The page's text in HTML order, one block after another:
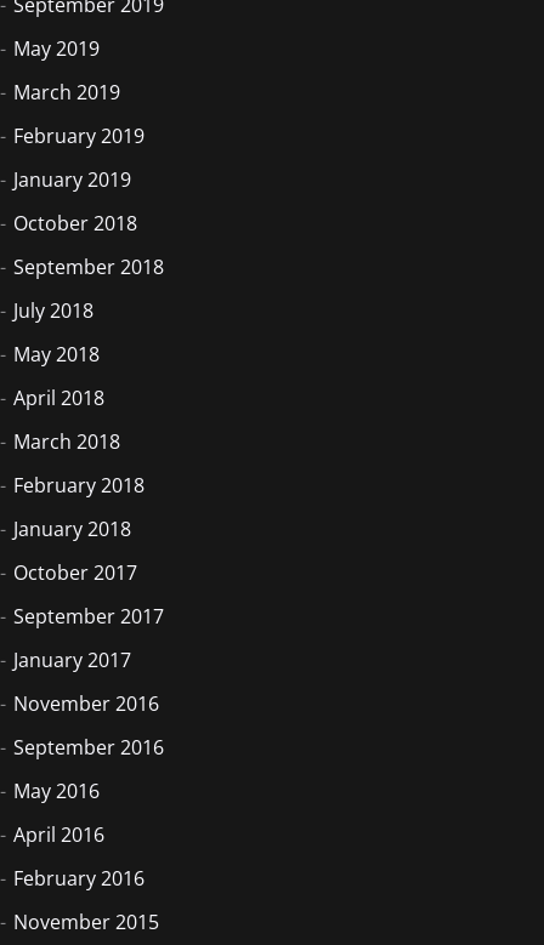
May 2019
March 2019
February 2019
January 2019
October 2018
September 2018
July 2018
May 2018
April 2018
March 2018
February 2018
January 2018
October 2017
September 2017
January 2017
November 2016
September 2016
May 2016
April 2016
February 2016
November 2015